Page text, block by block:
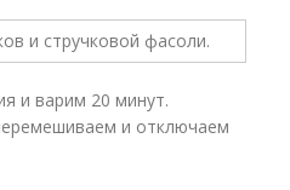
и варим 20 минут.
и отключаем